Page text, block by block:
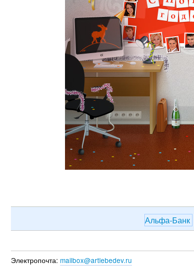
Альфа-Банк
Электропочта: mailbox@artlebedev.ru